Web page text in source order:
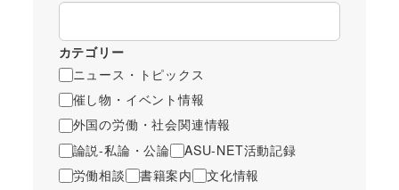
カテゴリー
ニュース・トピックス
催し物・イベント情報
外国の労働・社会関連情報
論説-私論・公論
ASU-NET活動記録
労働相談
書籍案内
文化情報